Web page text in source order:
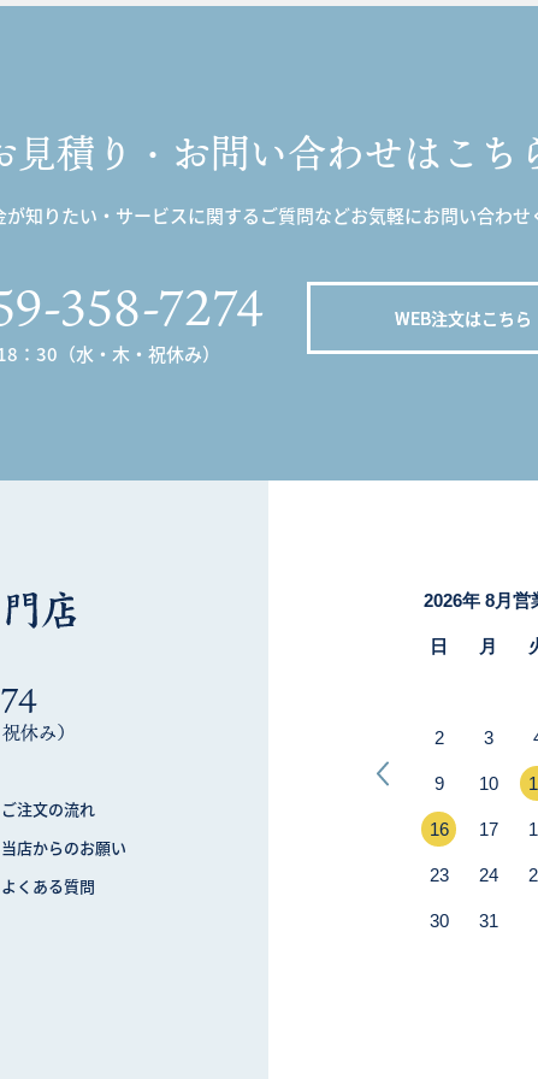
見積り・お問い合わせはこち
が知りたい・サービスに関するご質問などお気軽にお問い合わせ
358-7274
：30（水・木・祝休み）
WEB注文はこちら
休み）
ご注文の流れ
当店からのお願い
よくある質問